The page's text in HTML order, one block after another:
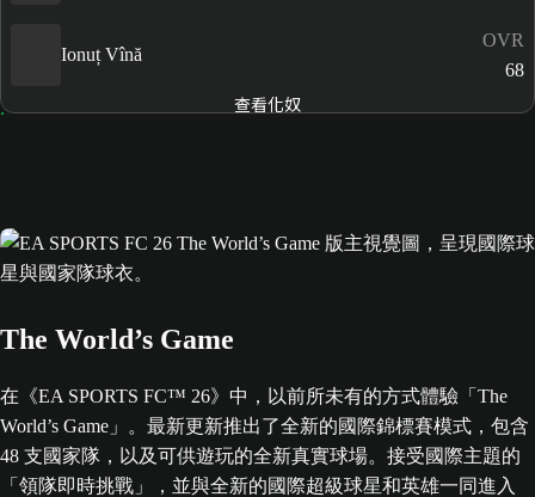
Ionuț Vînă
OVR
68
查看化奴
The World’s Game
在《EA SPORTS FC™ 26》中，以前所未有的方式體驗「The
World’s Game」。最新更新推出了全新的國際錦標賽模式，包含
48 支國家隊，以及可供遊玩的全新真實球場。接受國際主題的
「領隊即時挑戰」，並與全新的國際超級球星和英雄一同進入